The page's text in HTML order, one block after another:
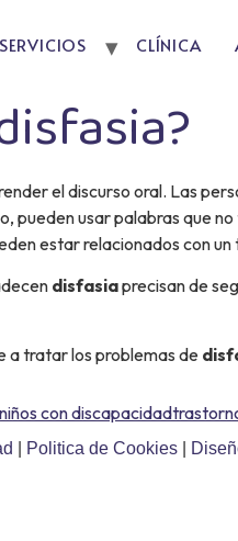
SERVICIOS CLÍNICA
el discurso oral. Las
pueden usar palabras que
estar relacionados con
disfasiaprecisan de
a tratar los problemas de
niños con discapacidad
Politica de Cookies